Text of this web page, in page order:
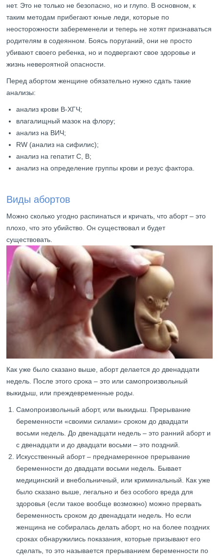
нет. Это не только не безопасно, но и глупо. В основном, к
таким методам прибегают юные леди, которые по
неосторожности забеременели и теперь не хотят признаваться
родителям в содеянном. Боясь поруганий, они не просто
убивают своего ребенка, но и подвергают свое здоровье и
жизнь невероятной опасности.
Перед абортом женщине обязательно нужно сдать такие
анализы:
анализ крови В-ХГЧ;
влагалищный мазок на флору;
анализ на ВИЧ;
RW (анализ на сифилис);
анализ на гепатит С, B;
анализ на определение группы крови и резус фактора.
Виды абортов
Можно сколько угодно распинаться и кричать, что аборт – это
плохо, что это убийство. Он существовал и будет
существовать.
Как уже было сказано выше, аборт делается до двенадцати
недель. После этого срока – это или самопроизвольный
выкидыш, или преждевременные роды.
Самопроизвольный аборт, или выкидыш. Прерывание
беременности «своими силами» сроком до двадцати
восьми недель. До двенадцати недель – это ранний аборт и
с двенадцати и до двадцати восьми – это поздний.
Искусственный аборт – преднамеренное прерывание
беременности до двадцати восьми недель. Бывает
медицинский и внебольничный, или криминальный. Как уже
было сказано выше, легально и без особого вреда для
здоровья (если такое вообще возможно) можно прервать
беременность сроком до двенадцати недель. Но если
женщина не собиралась делать аборт, но на более поздних
сроках обнаружились показания, которые призывают его
сделать, то это называется прерыванием беременности по